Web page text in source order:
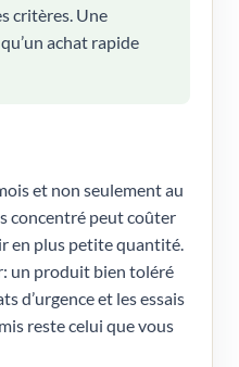
critères. Une
achat rapide
et non seulement au
concentré peut coûter
en plus petite quantité.
un produit bien toléré
d’urgence et les essais
reste celui que vous